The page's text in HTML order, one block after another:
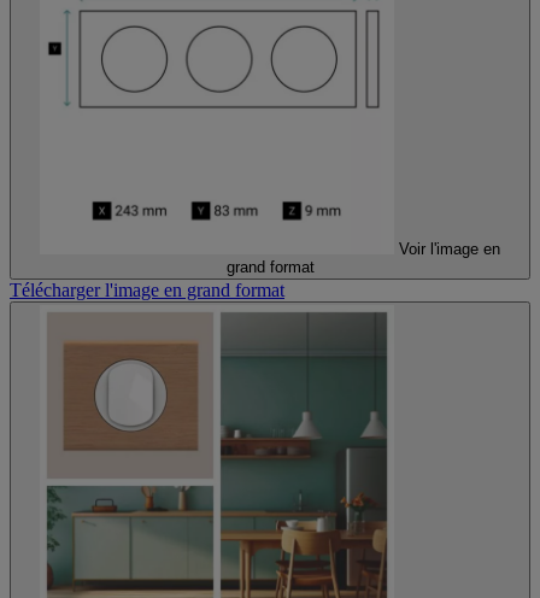
Voir l'image en
grand format
Télécharger l'image en grand format